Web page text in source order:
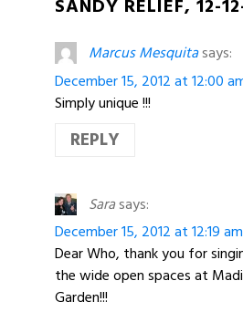
SANDY RELIEF, 12-
Marcus Mesquitasays:
December 15, 2012 at 12:00
Simply unique !!!
REPLY
Sarasays:
December 15, 2012 at 12:19 am
Dear Who, thank you for
the wide open spaces at
Garden!!!